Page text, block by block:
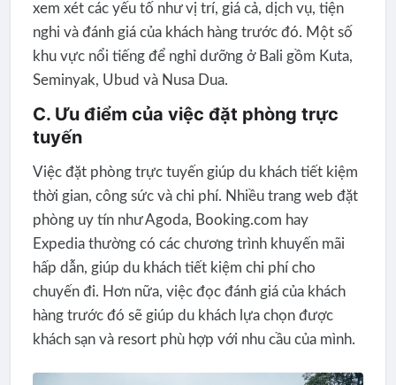
xem xét các yếu tố như vị trí, giá cả, dịch vụ, tiện
nghi và đánh giá của khách hàng trước đó. Một số
khu vực nổi tiếng để nghỉ dưỡng ở Bali gồm Kuta,
Seminyak, Ubud và Nusa Dua.
C. Ưu điểm của việc đặt phòng trực
tuyến
Việc đặt phòng trực tuyến giúp du khách tiết kiệm
thời gian, công sức và chi phí. Nhiều trang web đặt
phòng uy tín như Agoda, Booking.com hay
Expedia thường có các chương trình khuyến mãi
hấp dẫn, giúp du khách tiết kiệm chi phí cho
chuyến đi. Hơn nữa, việc đọc đánh giá của khách
hàng trước đó sẽ giúp du khách lựa chọn được
khách sạn và resort phù hợp với nhu cầu của mình.